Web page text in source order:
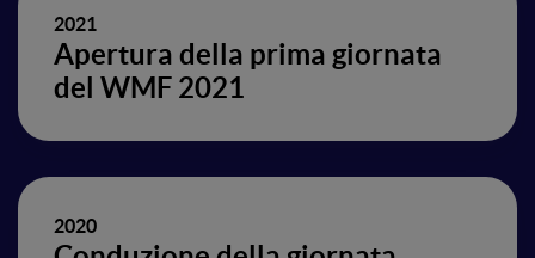
2021
Apertura della prima giornata
del WMF 2021
2020